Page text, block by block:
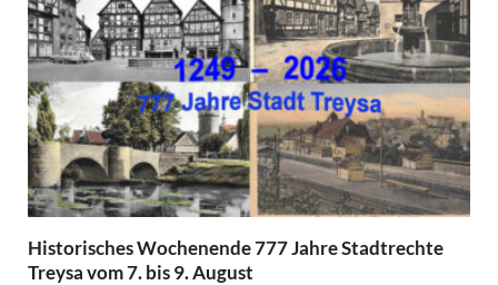
Historisches Wochenende 777 Jahre Stadtrechte
Treysa vom 7. bis 9. August